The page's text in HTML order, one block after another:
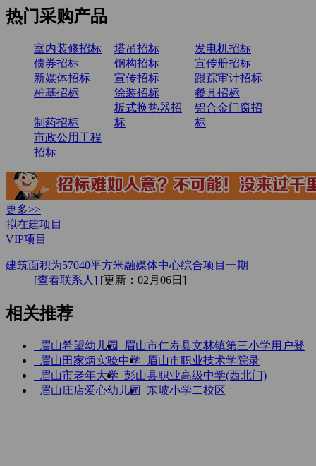
热门采购产品
室内装修招标 塔吊招标
发电机招标
债券招标
钢构招标
宣传册招标
新媒体招标
宣传招标
跟踪审计招标
桩基招标
涂装招标 餐具招标
制药招标
板式换热器招
标
铝合金门窗招
标
市政公用工程
招标
更多>>
拟在建项目
VIP项目
建筑面积为57040平方米融媒体中心综合项目一期
[查看联系人] [更新：02月06日]
相关推荐
眉山希望幼儿园
眉山市仁寿县文林镇第三小学
眉山田家炳实验中学 眉山市职业技术学院
眉山市老年大学 彭山县职业高级中学(西北门)
眉山庄店爱心幼儿园
东坡小学二校区
用户登
录